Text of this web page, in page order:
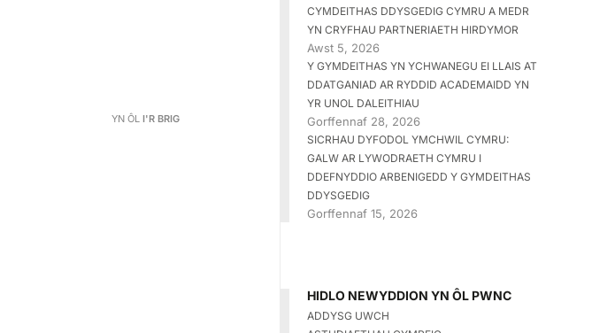
YN ÔL I'R BRIG
CYMDEITHAS DDYSGEDIG CYMRU A MEDR
YN CRYFHAU PARTNERIAETH HIRDYMOR
Awst 5, 2026
Y GYMDEITHAS YN YCHWANEGU EI LLAIS AT
DDATGANIAD AR RYDDID ACADEMAIDD YN
YR UNOL DALEITHIAU
Gorffennaf 28, 2026
SICRHAU DYFODOL YMCHWIL CYMRU:
GALW AR LYWODRAETH CYMRU I
DDEFNYDDIO ARBENIGEDD Y GYMDEITHAS
DDYSGEDIG
Gorffennaf 15, 2026
HIDLO NEWYDDION YN ÔL PWNC
ADDYSG UWCH